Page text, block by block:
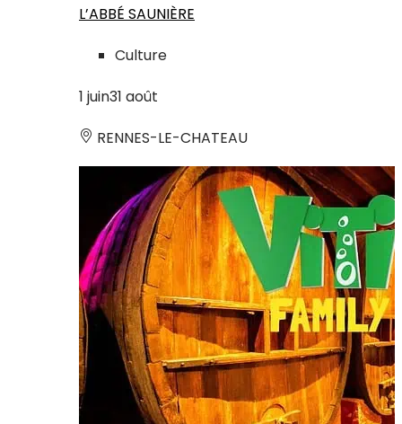
L’ABBÉ SAUNIÈRE
Culture
1 juin31 août
RENNES-LE-CHATEAU